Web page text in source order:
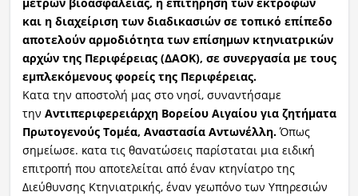
και η διαχείριση των διαδικασιών σε τοπικό επίπεδο
αποτελούν αρμοδιότητα των επίσημων κτηνιατρικών
αρχών της Περιφέρειας (ΔΑΟΚ), σε συνεργασία με τους
εμπλεκόμενους φορείς της Περιφέρειας.
Κατα την αποστολή μας στο νησί, συναντήσαμε
την Αντιπεριφερειάρχη Βορείου Αιγαίου για ζητήματα
Πρωτογενούς Τομέα, Αναστασία Αντωνέλλη.Όπως
σημείωσε. κατα τις θανατώσεις παρίσταται μια ειδική
επιτροπή που αποτελείται από έναν κτηνίατρο της
Διεύθυνσης Κτηνιατρικής, έναν γεωπόνο των Υπηρεσιών